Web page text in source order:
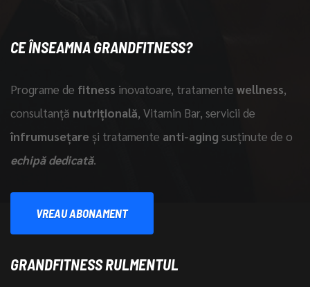
CE ÎNSEAMNA GRANDFITNESS?
Programe de fitness inovatoare, tratamente wellness,
consultanță nutrițională, Vitamin Bar, servicii de
înfrumusețare și tratamente anti-aging susținute de o
echipă dedicată.
VREAU ABONAMENT
GRANDFITNESS RULMENTUL